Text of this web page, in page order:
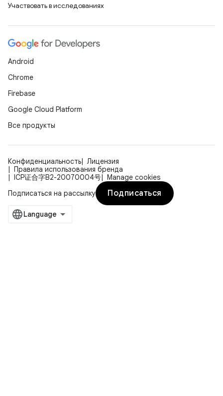
Участвовать в исследованиях
Android
Chrome
Firebase
Google Cloud Platform
Все продукты
Конфиденциальность
Лицензия
Правила использования бренда
ICP证合字B2-20070004号
Manage cookies
Подписаться на рассылку
Подписаться